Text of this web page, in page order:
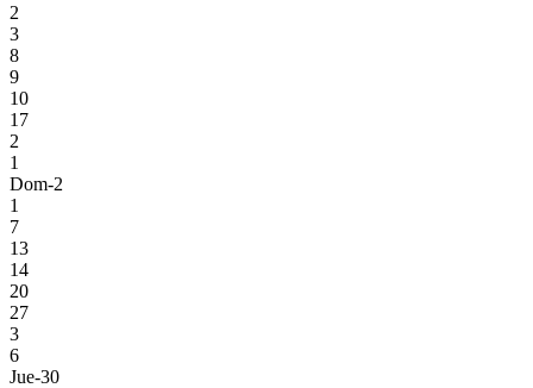
2
3
8
9
10
17
2
1
Dom-2
1
7
13
14
20
27
3
6
Jue-30